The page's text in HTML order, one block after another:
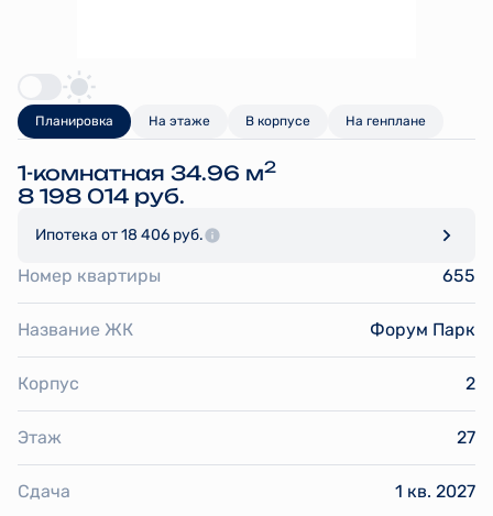
Планировка На этаже В корпусе На генплане
1-комнатная 34.96 м2
8 198 014 руб.
Ипотека от 18 406 руб.
Номер квартиры 655
Название ЖК Форум Парк
Корпус 2
Этаж 27
Сдача 1 кв. 2027